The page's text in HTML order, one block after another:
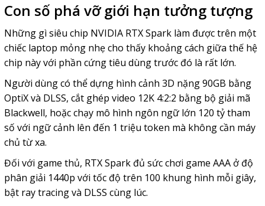
Con số phá vỡ giới hạn tưởng tượng
Những gì siêu chip NVIDIA RTX Spark làm được trên một
chiếc laptop mỏng nhẹ cho thấy khoảng cách giữa thế hệ
chip này với phần cứng tiêu dùng trước đó là rất lớn.
Người dùng có thể dựng hình cảnh 3D nặng 90GB bằng
OptiX và DLSS, cắt ghép video 12K 4:2:2 bằng bộ giải mã
Blackwell, hoặc chạy mô hình ngôn ngữ lớn 120 tỷ tham
số với ngữ cảnh lên đến 1 triệu token mà không cần máy
chủ từ xa.
Đối với game thủ, RTX Spark đủ sức chơi game AAA ở độ
phân giải 1440p với tốc độ trên 100 khung hình mỗi giây,
bật ray tracing và DLSS cùng lúc.